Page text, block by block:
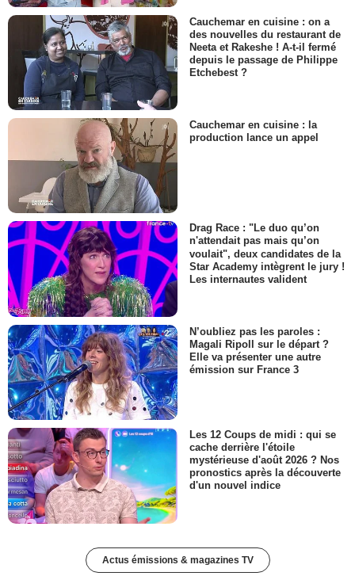
Cauchemar en cuisine : on a
des nouvelles du restaurant de
Neeta et Rakeshe ! A-t-il fermé
depuis le passage de Philippe
Etchebest ?
Cauchemar en cuisine : la
production lance un appel
Drag Race : "Le duo qu’on
n'attendait pas mais qu’on
voulait", deux candidates de la
Star Academy intègrent le jury !
Les internautes valident
N’oubliez pas les paroles :
Magali Ripoll sur le départ ?
Elle va présenter une autre
émission sur France 3
Les 12 Coups de midi : qui se
cache derrière l'étoile
mystérieuse d'août 2026 ? Nos
pronostics après la découverte
d'un nouvel indice
Actus émissions & magazines TV